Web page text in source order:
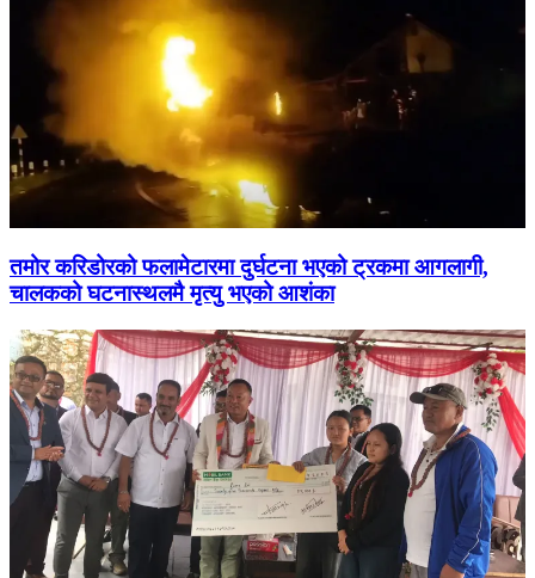
तमोर करिडोरको फलामेटारमा दुर्घटना भएको ट्रकमा आगलागी,
चालकको घटनास्थलमै मृत्यु भएको आशंका